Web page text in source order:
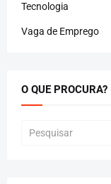
Tecnologia
Vaga de Emprego
O QUE PROCURA?